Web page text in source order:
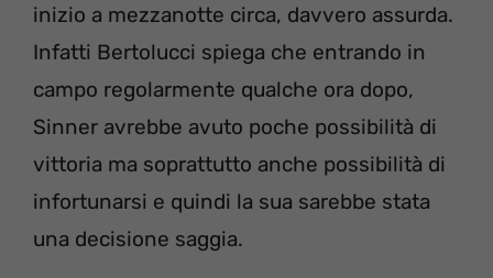
inizio a mezzanotte circa, davvero assurda.
Infatti Bertolucci spiega che entrando in
campo regolarmente qualche ora dopo,
Sinner avrebbe avuto poche possibilità di
vittoria ma soprattutto anche possibilità di
infortunarsi e quindi la sua sarebbe stata
una decisione saggia.